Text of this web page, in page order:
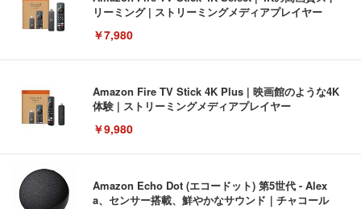
リーミング | ストリーミングメディアプレイヤー
￥7,980
Amazon Fire TV Stick 4K Plus | 映画館のような4K
体験 | ストリーミングメディアプレイヤー
￥9,980
Amazon Echo Dot (エコードット) 第5世代 - Alex
a、センサー搭載、鮮やかなサウンド｜チャコール